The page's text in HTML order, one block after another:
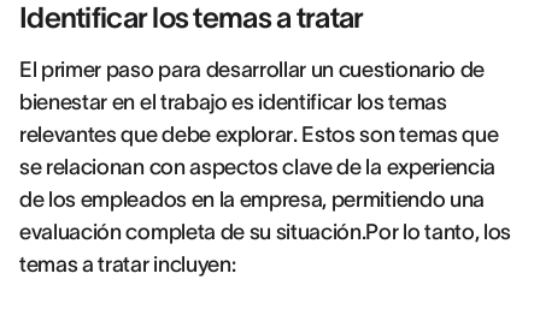
Identificar los temas a tratar
El primer paso para desarrollar un cuestionario de
bienestar en el trabajo es identificar los temas
relevantes que debe explorar. Estos son temas que
se relacionan con aspectos clave de la experiencia
de los empleados en la empresa, permitiendo una
evaluación completa de su situación.Por lo tanto, los
temas a tratar incluyen: